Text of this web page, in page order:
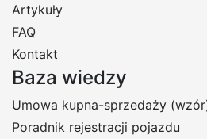
Artykuły
FAQ
Kontakt
Baza wiedzy
Umowa kupna-sprzedaży
Poradnik rejestracji pojazdu